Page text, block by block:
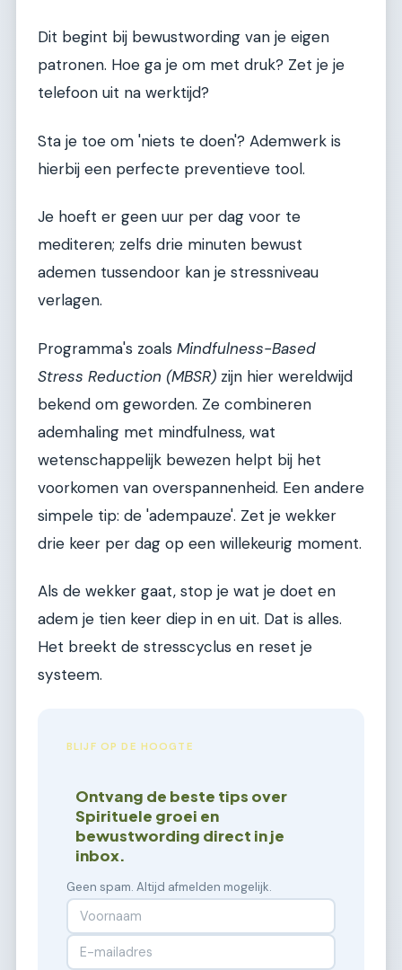
Dit begint bij bewustwording van je eigen
patronen. Hoe ga je om met druk? Zet je je
telefoon uit na werktijd?
Sta je toe om 'niets te doen'? Ademwerk is
hierbij een perfecte preventieve tool.
Je hoeft er geen uur per dag voor te
mediteren; zelfs drie minuten bewust
ademen tussendoor kan je stressniveau
verlagen.
Programma's zoals Mindfulness-Based
Stress Reduction (MBSR) zijn hier wereldwijd
bekend om geworden. Ze combineren
ademhaling met mindfulness, wat
wetenschappelijk bewezen helpt bij het
voorkomen van overspannenheid. Een andere
simpele tip: de 'adempauze'. Zet je wekker
drie keer per dag op een willekeurig moment.
Als de wekker gaat, stop je wat je doet en
adem je tien keer diep in en uit. Dat is alles.
Het breekt de stresscyclus en reset je
systeem.
BLIJF OP DE HOOGTE
Ontvang de beste tips over
Spirituele groei en
bewustwording direct in je
inbox.
Geen spam. Altijd afmelden mogelijk.